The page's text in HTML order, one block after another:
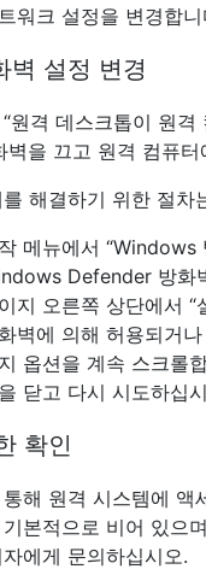
워크 설정을 변경합니
벽 설정 변경
원격 데스크톱이 원
벽을 끄고 원격 컴퓨
해결하기 위한 절차
메뉴에서 “Windows
Defender 방화
지 오른쪽 상단에서 “
벽에 의해 허용되거
옵션을 계속 스크롤
닫고 다시 시도하십
확인
통해 원격 시스템에
본적으로 비어 있으
에게 문의하십시오.